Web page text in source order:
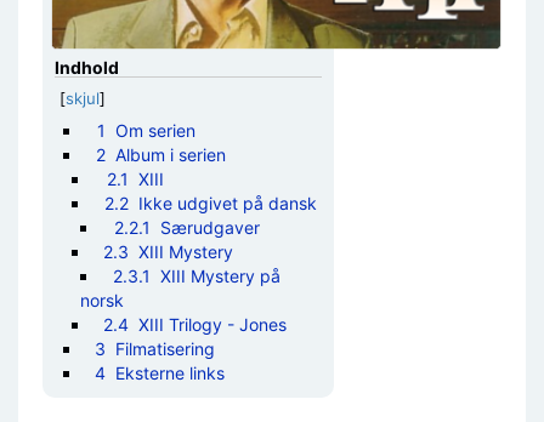
Indhold
[skjul]
1 Om serien
2 Album i serien
2.1 XIII
2.2 Ikke udgivet på dansk
2.2.1
Særudgaver
2.3 XIII Mystery
2.3.1 XIII Mystery på
norsk
2.4 XIII Trilogy - Jones
3 Filmatisering
4 Eksterne links